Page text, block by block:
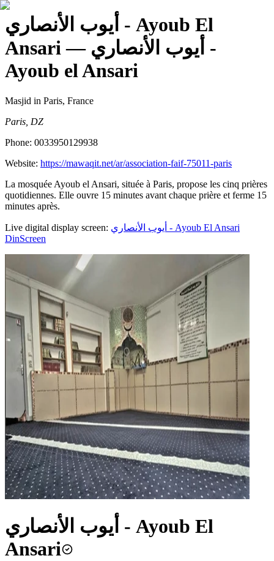
أيوب الأنصاري - Ayoub El
Ansari— أيوب الأنصاري -
Ayoub el Ansari
Masjid in Paris, France
Paris, DZ
Phone: 0033950129938
Website: https://mawaqit.net/ar/association-faif-75011-paris
La mosquée Ayoub el Ansari, située à Paris, propose les cinq prières
quotidiennes. Elle ouvre 15 minutes avant chaque prière et ferme 15
minutes après.
Live digital display screen:
أيوب الأنصاري - Ayoub El Ansari
DinScreen
أيوب الأنصاري - Ayoub El
Ansari